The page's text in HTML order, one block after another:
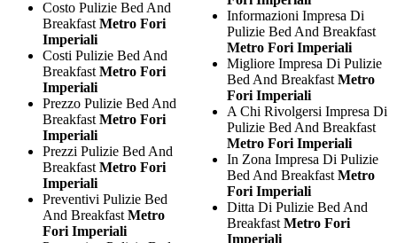
Costo Pulizie Bed And
Breakfast Metro Fori
Imperiali
Costi Pulizie Bed And
Breakfast Metro Fori
Imperiali
Prezzo Pulizie Bed And
Breakfast Metro Fori
Imperiali
Prezzi Pulizie Bed And
Breakfast Metro Fori
Imperiali
Preventivi Pulizie Bed
And Breakfast Metro
Fori Imperiali
Informazioni Impresa Di
Pulizie Bed And Breakfast
Metro Fori Imperiali
Migliore Impresa Di Pulizie
Bed And Breakfast Metro
Fori Imperiali
A Chi Rivolgersi Impresa Di
Pulizie Bed And Breakfast
Metro Fori Imperiali
In Zona Impresa Di Pulizie
Bed And Breakfast Metro
Fori Imperiali
Ditta Di Pulizie Bed And
Breakfast Metro Fori
Imperiali